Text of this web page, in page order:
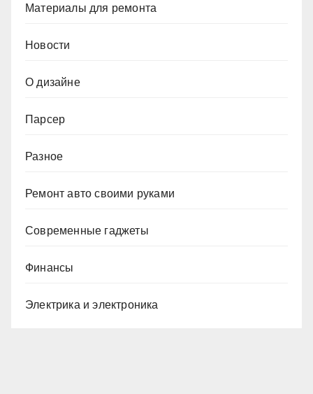
Материалы для ремонта
Новости
О дизайне
Парсер
Разное
Ремонт авто своими руками
Современные гаджеты
Финансы
Электрика и электроника